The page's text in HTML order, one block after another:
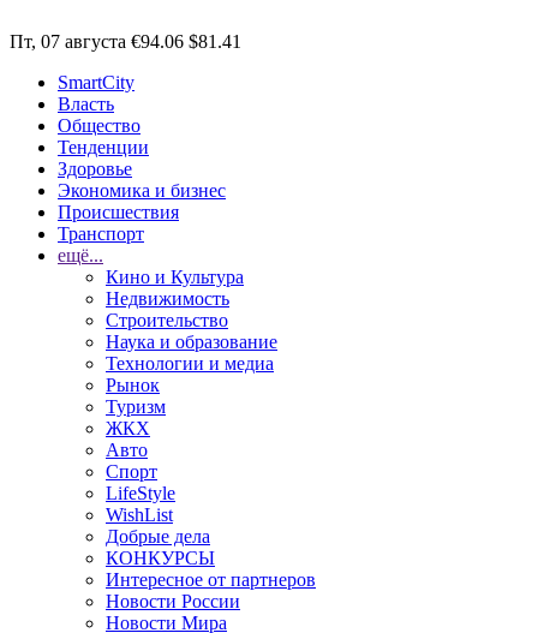
Пт, 07 августа €94.06 $81.41
SmartCity
Власть
Общество
Тенденции
Здоровье
Экономика и бизнес
Происшествия
Транспорт
ещё...
Кино и Культура
Недвижимость
Строительство
Наука и образование
Технологии и медиа
Рынок
Туризм
ЖКХ
Авто
Спорт
LifeStyle
WishList
Добрые дела
КОНКУРСЫ
Интересное от партнеров
Новости России
Новости Мира